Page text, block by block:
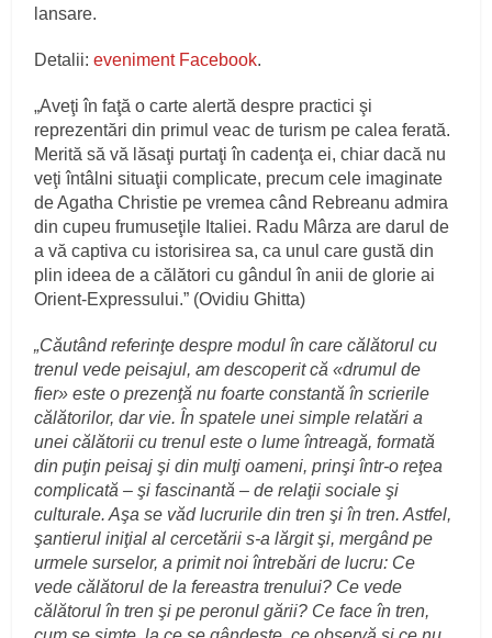
lansare.
Detalii:eveniment Facebook.
„Aveţi în faţă o carte alertă despre practici şi
reprezentări din primul veac de turism pe calea ferată.
Merită să vă lăsaţi purtaţi în cadenţa ei, chiar dacă nu
veţi întâlni situaţii complicate, precum cele imaginate
de Agatha Christie pe vremea când Rebreanu admira
din cupeu frumuseţile Italiei. Radu Mârza are darul de
a vă captiva cu istorisirea sa, ca unul care gustă din
plin ideea de a călători cu gândul în anii de glorie ai
Orient-Expressului.” (Ovidiu Ghitta)
„Căutând referinţe despre modul în care călătorul cu
trenul vede peisajul, am descoperit că «drumul de
fier» este o prezenţă nu foarte constantă în scrierile
călătorilor, dar vie. În spatele unei simple relatări a
unei călătorii cu trenul este o lume întreagă, formată
din puţin peisaj şi din mulţi oameni, prinşi într-o reţea
complicată – şi fascinantă – de relaţii sociale şi
culturale. Aşa se văd lucrurile din tren şi în tren. Astfel,
şantierul iniţial al cercetării s-a lărgit şi, mergând pe
urmele surselor, a primit noi întrebări de lucru: Ce
vede călătorul de la fereastra trenului? Ce vede
călătorul în tren şi pe peronul gării? Ce face în tren,